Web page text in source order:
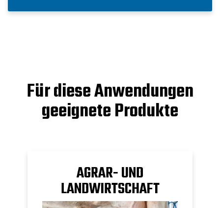
Für diese Anwendungen
geeignete Produkte
AGRAR- UND
LANDWIRTSCHAFT